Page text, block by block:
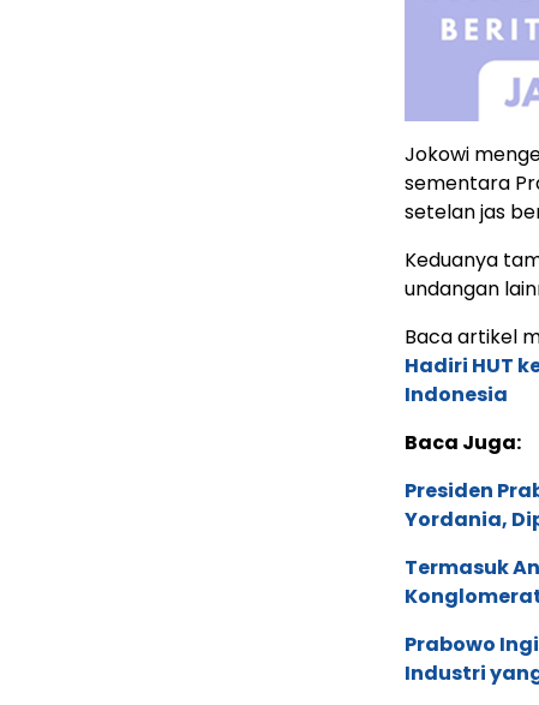
Jokowi
sementara
setelan jas
Keduanya
undangan
Baca artikel
Hadiri HUT
Indonesia
Baca Juga:
Presiden
Yordania,
Termasuk
Prabowo
Industri